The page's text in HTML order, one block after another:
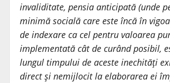
invaliditate, pensia anticipată (unde
minimă socială care este încă în
de indexare ca cel pentru valoarea
implementată cât de curând posibil,
lungul timpului de aceste inechităţi
direct şi nemijlocit la elaborarea ei